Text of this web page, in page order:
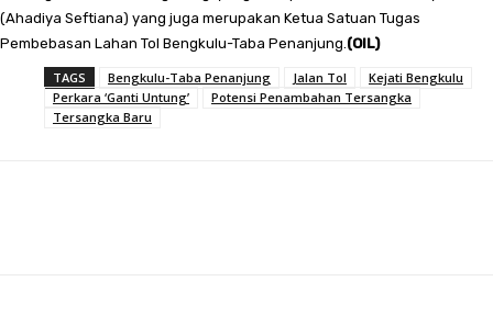
(Ahadiya Seftiana) yang juga merupakan Ketua Satuan Tugas
Pembebasan Lahan Tol Bengkulu-Taba Penanjung.(OIL)
TAGS Bengkulu-Taba Penanjung Jalan Tol
Kejati Bengkulu
Perkara ‘Ganti Untung’
Potensi Penambahan Tersangka
Tersangka Baru